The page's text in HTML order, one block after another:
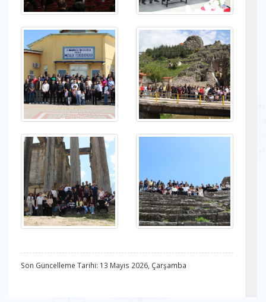
Son Güncelleme Tarihi: 13 Mayıs 2026, Çarşamba